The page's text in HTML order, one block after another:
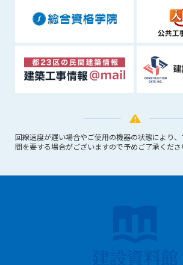
回線速度が遅い場合やご使用の機器の状態により
間を要する場合がございますので予めご了承くださ
できるものとします。これに起因する会員ま
被った損害について管理者は､一切の責任を
第9条（会員の個人情報）
会員の氏名、住所、性別、年齢、メールア
ビスの提供に関連して管理者が知り得た会
(1) 会員が、自己の個人情報の開示に事前に
(2) 個々の会員を特定できない統計的な処理を